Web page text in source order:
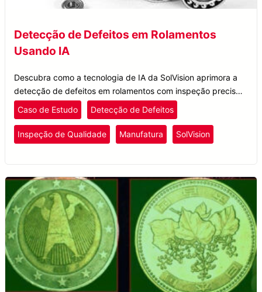
Detecção de Defeitos em Rolamentos
Usando IA
Descubra como a tecnologia de IA da SolVision aprimora a
detecção de defeitos em rolamentos com inspeção precisa
de roscas, aumentando o controle de qualidade e a
eficiência.
Caso de Estudo Detecção de Defeitos
Inspeção de Qualidade Manufatura SolVision